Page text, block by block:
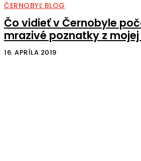
ČERNOBYĽ BLOG
Čo vidieť v Černobyle
mrazivé poznatky z
16. APRÍLA 2019